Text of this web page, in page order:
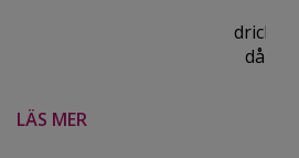
LÄS MER
då